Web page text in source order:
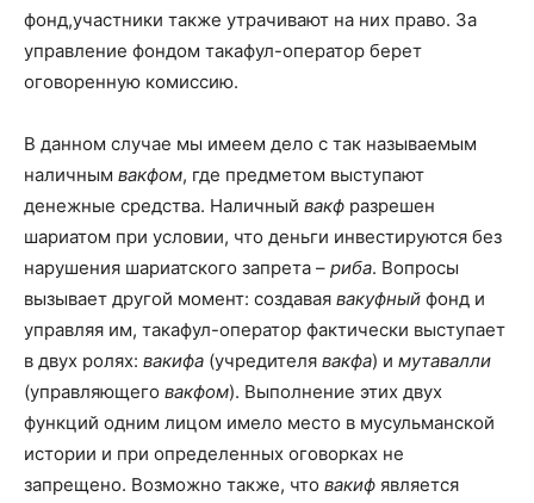
фонд,участники также утрачивают на них право. За
управление фондом такафул-оператор берет
оговоренную комиссию.
В данном случае мы имеем дело с так называемым
наличным вакфом, где предметом выступают
денежные средства. Наличный вакф разрешен
шариатом при условии, что деньги инвестируются без
нарушения шариатского запрета – риба. Вопросы
вызывает другой момент: создавая вакуфный фонд и
управляя им, такафул-оператор фактически выступает
в двух ролях: вакифа (учредителя вакфа) и мутавалли
(управляющего вакфом). Выполнение этих двух
функций одним лицом имело место в мусульманской
истории и при определенных оговорках не
запрещено. Возможно также, что вакиф является